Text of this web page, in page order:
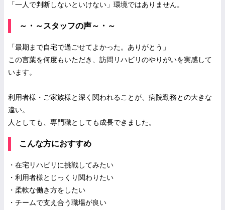
「一人で判断しないといけない」環境ではありません。
～・～スタッフの声～・～
「最期まで自宅で過ごせてよかった。ありがとう」
この言葉を何度もいただき、訪問リハビリのやりがいを実感して
います。
利用者様・ご家族様と深く関われることが、病院勤務との大きな
違い。
人としても、専門職としても成長できました。
こんな方におすすめ
・在宅リハビリに挑戦してみたい
・利用者様とじっくり関わりたい
・柔軟な働き方をしたい
・チームで支え合う職場が良い